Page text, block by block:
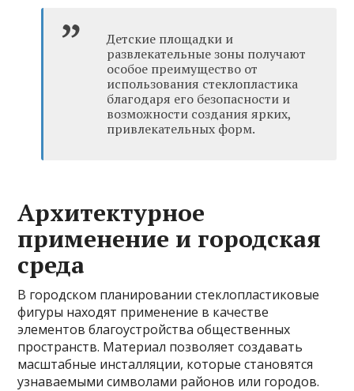
Детские площадки и
развлекательные зоны получают
особое преимущество от
использования стеклопластика
благодаря его безопасности и
возможности создания ярких,
привлекательных форм.
Архитектурное
применение и городская
среда
В городском планировании стеклопластиковые
фигуры находят применение в качестве
элементов благоустройства общественных
пространств. Материал позволяет создавать
масштабные инсталляции, которые становятся
узнаваемыми символами районов или городов.